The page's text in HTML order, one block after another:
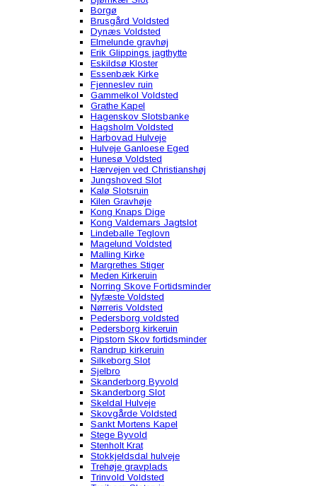
Borgø
Brusgård Voldsted
Dynæs Voldsted
Elmelunde gravhøj
Erik Glippings jagthytte
Eskildsø Kloster
Essenbæk Kirke
Fjenneslev ruin
Gammelkol Voldsted
Grathe Kapel
Hagenskov Slotsbanke
Hagsholm Voldsted
Harbovad Hulveje
Hulveje Ganloese Eged
Hunesø Voldsted
Hærvejen ved Christianshøj
Jungshoved Slot
Kalø Slotsruin
Kilen Gravhøje
Kong Knaps Dige
Kong Valdemars Jagtslot
Lindeballe Teglovn
Magelund Voldsted
Malling Kirke
Margrethes Stiger
Meden Kirkeruin
Norring Skove Fortidsminder
Nyfæste Voldsted
Nørreris Voldsted
Pedersborg voldsted
Pedersborg kirkeruin
Pipstorn Skov fortidsminder
Randrup kirkeruin
Silkeborg Slot
Sjelbro
Skanderborg Byvold
Skanderborg Slot
Skeldal Hulveje
Skovgårde Voldsted
Sankt Mortens Kapel
Stege Byvold
Stenholt Krat
Stokkjeldsdal hulveje
Trehøje gravplads
Trinvold Voldsted